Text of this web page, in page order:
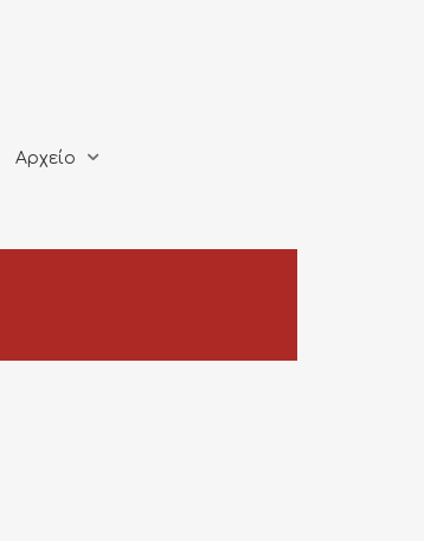
Αρχείο